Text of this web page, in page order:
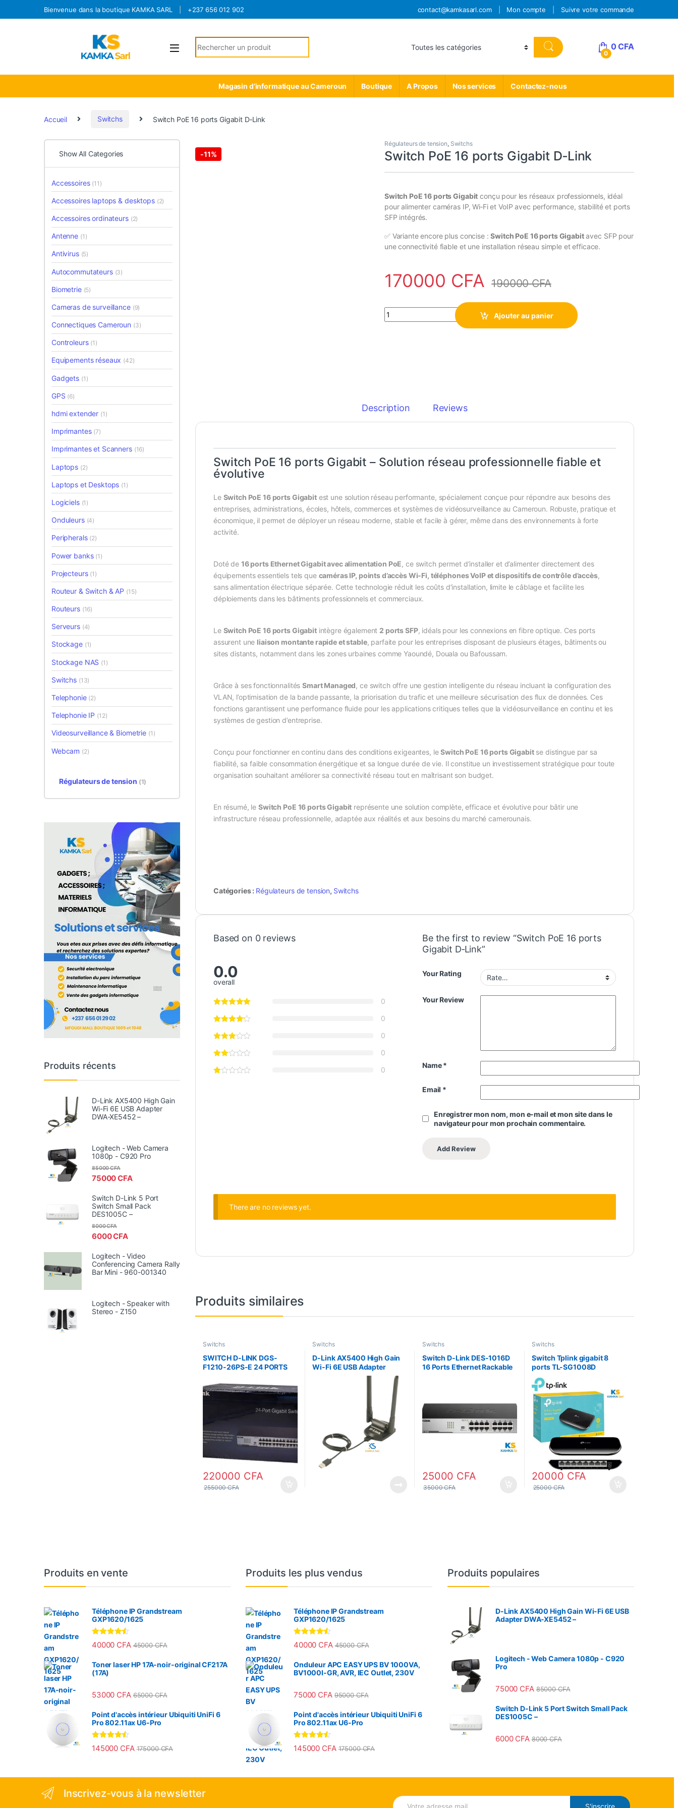
Skip to navigation
Skip to contentBienvenue dans la boutique KAMKA SARL +237 656 012 902 contact@kamkasarl.com Mon compte Suivre votre commande
Search for:
0
0CFA
Magasin d’informatique au Cameroun Boutique A Propos Nos services Contactez-nous
Accueil Switchs Switch PoE 16 ports Gigabit D‑Link
-11%
Régulateurs de tension, Switchs
Switch PoE 16 ports Gigabit D‑Link
Switch PoE 16 ports Gigabit conçu pour les réseaux professionnels, idéal
pour alimenter caméras IP, Wi‑Fi et VoIP avec performance, stabilité et ports
SFP intégrés.
✅ Variante encore plus concise :Switch PoE 16 ports Gigabitavec SFP pour
une connectivité fiable et une installation réseau simple et efficace.
170000 CFA 190000CFA
Switch PoE 16 ports Gigabit D‑Link quantity
Ajouter au panier
Description Reviews
Switch PoE 16 ports Gigabit – Solution réseau professionnelle fiable et
évolutive
Le Switch PoE 16 ports Gigabitest une solution réseau performante, spécialement conçue pour répondre aux besoins des
entreprises, administrations, écoles, hôtels, commerces et systèmes de vidéosurveillance au Cameroun. Robuste, pratique et
économique, il permet de déployer un réseau moderne, stable et facile à gérer, même dans des environnements à forte
activité.
Doté de 16 ports Ethernet Gigabit avec alimentation PoE, ce switch permet d’installer et d’alimenter directement des
équipements essentiels tels que caméras IP, points d’accès Wi‑Fi, téléphones VoIP et dispositifs de contrôle d’accès,
sans alimentation électrique séparée. Cette technologie réduit les coûts d’installation, limite le câblage et facilite les
déploiements dans les bâtiments professionnels et commerciaux.
Le Switch PoE 16 ports Gigabitintègre également 2 ports SFP, idéals pour les connexions en fibre optique. Ces ports
assurent une liaison montante rapide et stable, parfaite pour les entreprises disposant de plusieurs étages, bâtiments ou
sites distants, notamment dans les zones urbaines comme Yaoundé, Douala ou Bafoussam.
Grâce à ses fonctionnalitésSmart Managed, ce switch offre une gestion intelligente du réseau incluant la configuration des
VLAN, l’optimisation de la bande passante, la priorisation du trafic et une meilleure sécurisation des flux de données. Ces
fonctions garantissent une performance fluide pour les applications critiques telles que la vidéosurveillance en continu et les
systèmes de gestion d’entreprise.
Conçu pour fonctionner en continu dans des conditions exigeantes, leSwitch PoE 16 ports Gigabitse distingue par sa
fiabilité, sa faible consommation énergétique et sa longue durée de vie. Il constitue un investissement stratégique pour toute
organisation souhaitant améliorer sa connectivité réseau tout en maîtrisant son budget.
En résumé, leSwitch PoE 16 ports Gigabit représente une solution complète, efficace et évolutive pour bâtir une
infrastructure réseau professionnelle, adaptée aux réalités et aux besoins du marché camerounais.
Catégories : Régulateurs de tension, Switchs
Based on 0 reviews
0.0
overall
0
0
0
0
0
Be the first to review “Switch PoE 16 ports
Gigabit D‑Link”
Your Rating
Your Review
Name*
Email *
Enregistrer mon nom, mon e-mail et mon site dans le
navigateur pour mon prochain commentaire.
There are no reviews yet.
Produits similaires
Switchs
SWITCH D-LINK DGS-
F1210-26PS-E 24 PORTS
220000 CFA
255000CFA
Switchs
D-Link AX5400 High Gain
Wi-Fi 6E USB Adapter
Switchs
Switch D-Link DES-1016D
16 Ports Ethernet Rackable
25000 CFA
35000CFA
Switchs
Switch Tplink gigabit 8
ports TL-SG1008D
20000 CFA
25000CFA
Show All Categories
Accessoires (11)
Accessoires laptops & desktops (2)
Accessoires ordinateurs (2)
Antenne (1)
Antivirus (5)
Autocommutateurs (3)
Biometrie (5)
Cameras de surveillance (9)
Connectiques Cameroun (3)
Controleurs (1)
Equipements réseaux (42)
Gadgets (1)
GPS (6)
hdmi extender (1)
Imprimantes (7)
Imprimantes et Scanners (16)
Laptops (2)
Laptops et Desktops (1)
Logiciels (1)
Onduleurs (4)
Peripherals (2)
Power banks (1)
Projecteurs (1)
Routeur & Switch & AP (15)
Routeurs (16)
Serveurs (4)
Stockage (1)
Stockage NAS (1)
Switchs (13)
Telephonie (2)
Telephonie IP (12)
Videosurveillance & Biometrie (1)
Webcam (2)
Régulateurs de tension (1)
Produits récents
D-Link AX5400 High Gain
Wi-Fi 6E USB Adapter
DWA-XE5452 –
Logitech - Web Camera
1080p - C920 Pro
75000CFA
85000CFA
Switch D-Link 5 Port
Switch Small Pack
DES1005C –
6000CFA
8000CFA
Logitech - Video
Conferencing Camera Rally
Bar Mini - 960-001340
Logitech - Speaker with
Stereo - Z150
Produits en vente
Téléphone IP Grandstream
GXP1620/1625
Note4.33
sur 5
40000 CFA 45000CFA
Toner laser HP 17A-noir-original CF217A
(17A)
53000 CFA 65000CFA
Point d'accès intérieur Ubiquiti UniFi 6
Pro 802.11ax U6-Pro
Note4.33
sur 5
145000 CFA 175000CFA
Produits les plus vendus
Téléphone IP Grandstream
GXP1620/1625
Note4.33
sur 5
40000 CFA 45000CFA
Onduleur APC EASY UPS BV 1000VA,
BV1000I-GR, AVR, IEC Outlet, 230V
75000 CFA 95000CFA
Point d'accès intérieur Ubiquiti UniFi 6
Pro 802.11ax U6-Pro
Note4.33
sur 5
145000 CFA 175000CFA
Produits populaires
D-Link AX5400 High Gain Wi-Fi 6E USB
Adapter DWA-XE5452 –
Logitech - Web Camera 1080p - C920
Pro
75000 CFA 85000CFA
Switch D-Link 5 Port Switch Small Pack
DES1005C –
6000 CFA 8000CFA
Inscrivez-vous à la newsletter
E
S'inscrire